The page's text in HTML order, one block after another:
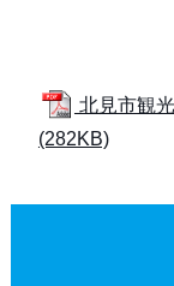
北見市観
(282KB)